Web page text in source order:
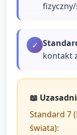
✓
kontakt
📖
Standard 7
świata):